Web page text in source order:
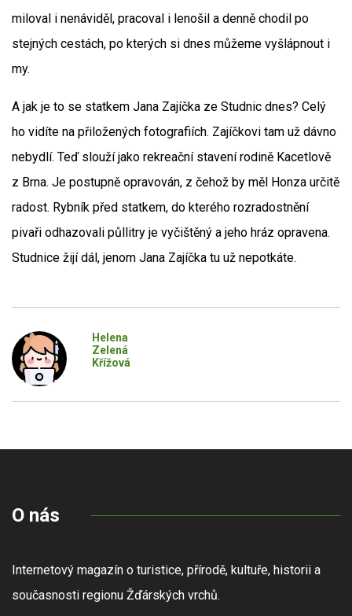
miloval i nenáviděl, pracoval i lenošil a denně chodil po
stejných cestách, po kterých si dnes můžeme vyšlápnout i
my.
A jak je to se statkem Jana Zajíčka ze Studnic dnes? Celý
ho vidíte na přiložených fotografiích. Zajíčkovi tam už dávno
nebydlí. Teď slouží jako rekreační stavení rodině Kacetlově
z Brna. Je postupně opravován, z čehož by měl Honza určitě
radost. Rybník před statkem, do kterého rozradostnění
pivaři odhazovali půllitry je vyčištěný a jeho hráz opravena.
Studnice žijí dál, jenom Jana Zajíčka tu už nepotkáte.
Helena
Zelená
Křížová
O nás
Internetový magazín o turistice, přírodě, kultuře, historii a
současnosti regionu Žďárských vrchů.